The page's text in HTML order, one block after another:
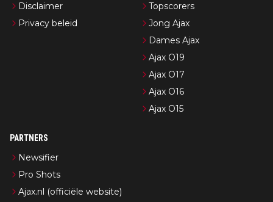
Disclaimer
Privacy beleid
Topscorers
Jong Ajax
Dames Ajax
Ajax O19
Ajax O17
Ajax O16
Ajax O15
PARTNERS
Newsifier
Pro Shots
Ajax.nl (officiële website)